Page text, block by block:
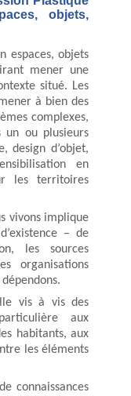
objets,
espaces, objets
mener une
situé. Les
à bien des
complexes,
un ou plusieurs
design d’objet,
en
les territoires
vivons implique
– de
les sources
organisations
vis à vis des
aux
habitants, aux
les éléments
connaissances